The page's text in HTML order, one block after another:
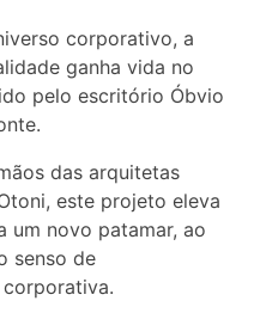
corporativo, a
ganha vida no
pelo escritório Óbvio
das arquitetas
este projeto eleva
um novo patamar, ao
senso de